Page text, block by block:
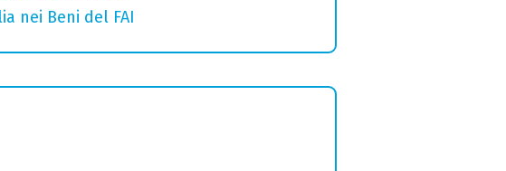
nei Beni del FAI